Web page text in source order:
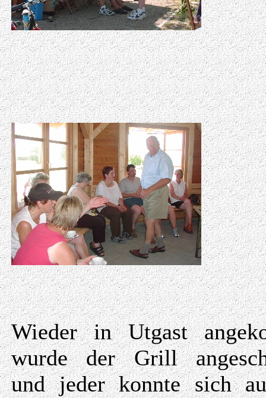
Wieder in Utgast
wurde der Grill
und jeder konnte sich